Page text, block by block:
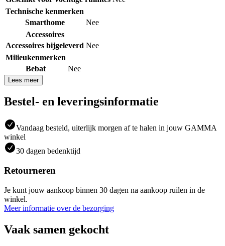
Technische kenmerken
Smarthome
Nee
Accessoires
Accessoires bijgeleverd Nee
Milieukenmerken
Bebat
Nee
Lees meer
Bestel- en leveringsinformatie
Vandaag besteld, uiterlijk morgen af te halen in jouw GAMMA
winkel
30 dagen bedenktijd
Retourneren
Je kunt jouw aankoop binnen 30 dagen na aankoop ruilen in de
winkel.
Meer informatie over de bezorging
Vaak samen gekocht